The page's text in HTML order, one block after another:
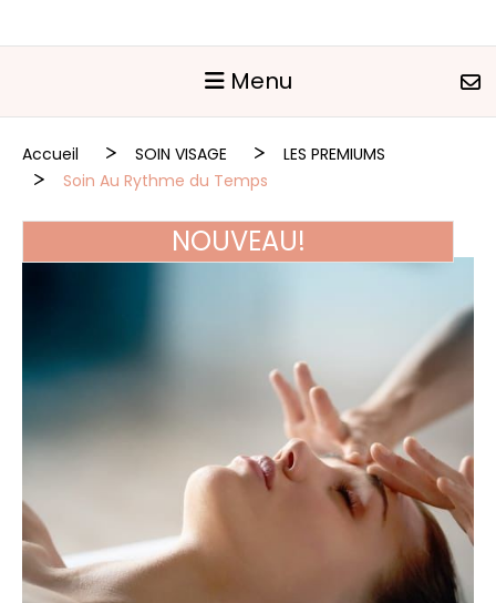
Menu
Accueil SOIN VISAGE
LES PREMIUMS
Soin Au Rythme du Temps
NOUVEAU!